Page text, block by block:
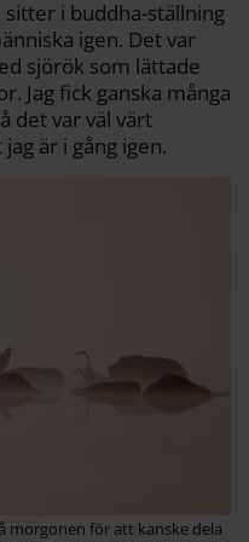
i buddha-ställning
igen. Det var
sjörök som lättade
Jag fick ganska många
det var väl värt
är i gång igen.
morgonen för att kanske dela